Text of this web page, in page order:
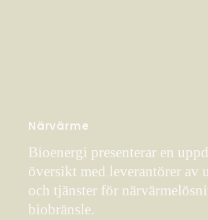
Närvärme
Bioenergi presenterar en
översikt med leverantörer av
och tjänster för
biobränsle.